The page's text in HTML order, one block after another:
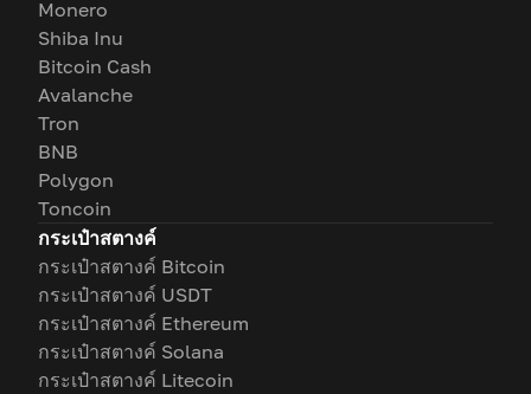
Monero
Shiba Inu
Bitcoin Cash
Avalanche
Tron
BNB
Polygon
Toncoin
กระเป๋าสตางค์
กระเป๋าสตางค์ Bitcoin
กระเป๋าสตางค์ USDT
กระเป๋าสตางค์ Ethereum
กระเป๋าสตางค์ Solana
กระเป๋าสตางค์ Litecoin